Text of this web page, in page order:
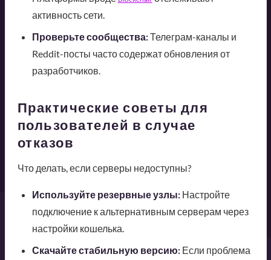
активность сети.
Проверьте сообщества:Телеграм-каналы и
Reddit-посты часто содержат обновления от
разработчиков.
Практические советы для
пользователей в случае
отказов
Что делать, если серверы недоступны?
Используйте резервные узлы:Настройте
подключение к альтернативным серверам через
настройки кошелька.
Скачайте стабильную версию:Если проблема